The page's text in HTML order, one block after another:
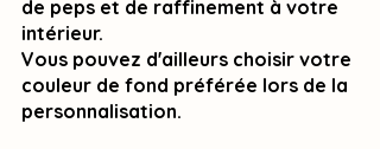
de peps et de raffinement à votre
intérieur.
Vous pouvez d'ailleurs choisir votre
couleur de fond préférée lors de la
personnalisation.